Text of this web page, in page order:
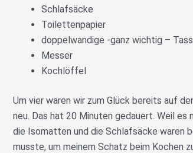
Schlafsäcke
Toilettenpapier
doppelwandige -ganz wichtig –
Messer
Kochlöffel
Um vier waren wir zum Glück bereits auf
neu. Das hat 20 Minuten gedauert. Weil es
die Isomatten und die Schlafsäcke waren
musste, um meinem Schatz beim Kochen